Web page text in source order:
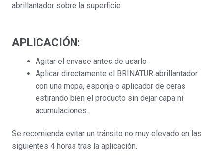
abrillantador sobre la superficie.
APLICACIÓN:
Agitar el envase antes de usarlo.
Aplicar directamente el BRINATUR abrillantador
con una mopa, esponja o aplicador de ceras
estirando bien el producto sin dejar capa ni
acumulaciones.
Se recomienda evitar un tránsito no muy elevado en las
siguientes 4 horas tras la aplicación.